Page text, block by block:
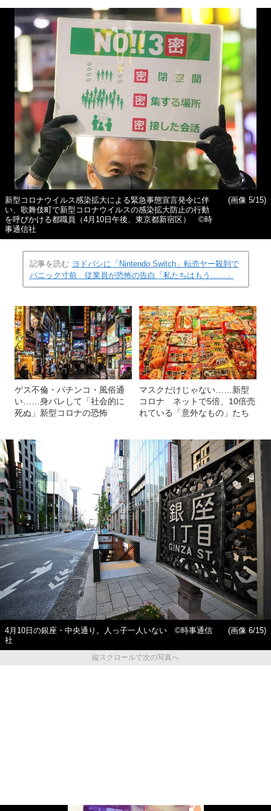
新型コロナウイルス感染拡大による緊急事態宣言発令に伴
い、歌舞伎町で新型コロナウイルスの感染拡大防止の行動
を呼びかける都職員（4月10日午後、東京都新宿区） ©時
事通信社
(画像 5/15)
記事を読む ヨドバシに「Nintendo Switch」転売ヤー殺到で
パニック寸前 従業員が恐怖の告白「私たちはもう……」
ゲス不倫・パチンコ・風俗通
い……身バレして「社会的に
死ぬ」新型コロナの恐怖
マスクだけじゃない……新型
コロナ ネットで5倍、10倍売
れている「意外なもの」たち
4月10日の銀座・中央通り。人っ子一人いない ©時事通信
社
(画像 6/15)
縦スクロールで次の写真へ